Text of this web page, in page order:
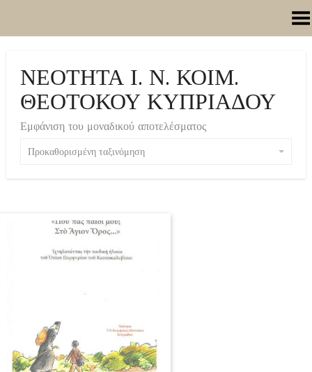
Toggle Menu
ΝΕΟΤΗΤΑ Ι. Ν. ΚΟΙΜ.
ΘΕΟΤΟΚΟΥ ΚΥΠΡΙΑΔΟΥ
Εμφάνιση του μοναδικού αποτελέσματος
Προκαθορισμένη ταξινόμηση